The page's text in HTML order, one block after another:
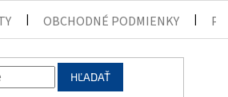
OBCHODNÉ PODMIENKY
HĽADAŤ